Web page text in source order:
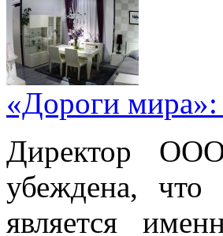
«Дороги
Директор
убеждена, что
является